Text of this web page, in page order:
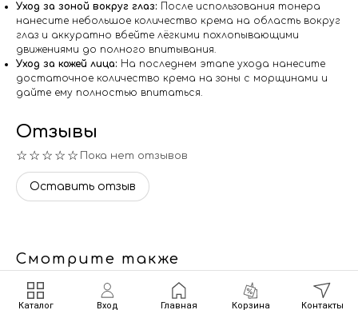
Каталог Вход Главная Корзина Контакты
Уход за зоной вокруг глаз: После использования тонера
нанесите небольшое количество крема на область вокруг
глаз и аккуратно вбейте лёгкими похлопывающими
движениями до полного впитывания.
Уход за кожей лица: На последнем этапе ухода нанесите
достаточное количество крема на зоны с морщинами и
дайте ему полностью впитаться.
Отзывы
☆☆☆☆☆ Пока нет отзывов
Оставить отзыв
Смотрите также